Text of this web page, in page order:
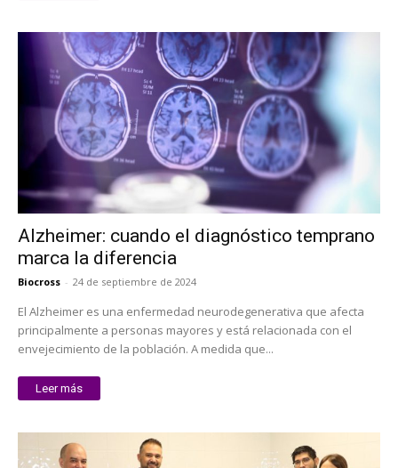
Alzheimer: cuando el diagnóstico temprano
marca la diferencia
Biocross - 24 de septiembre de 2024
El Alzheimer es una enfermedad neurodegenerativa que afecta
principalmente a personas mayores y está relacionada con el
envejecimiento de la población. A medida que...
Leer más